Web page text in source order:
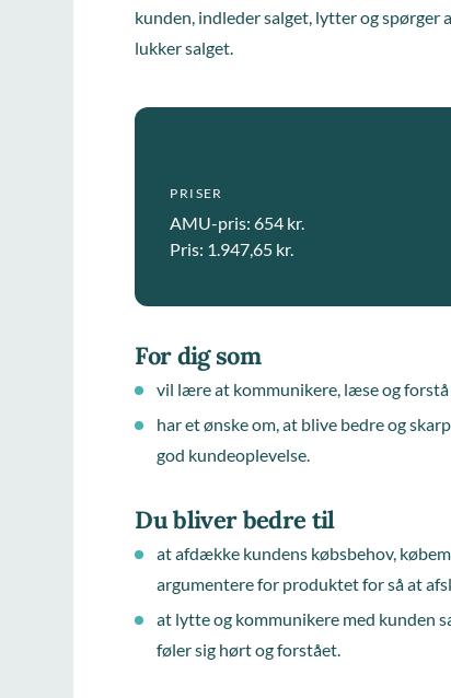
kunden, indleder salget, lytter og
lukker salget.
PRISER
AMU-pris: 654 kr.
Pris: 1.947,65 kr.
For dig som
vil lære at kommunikere, læse og
har et ønske om, at blive bedre og
god kundeoplevelse.
Du bliver bedre til
at afdække kundens købsbehov,
argumentere for produktet for så at
at lytte og kommunikere med kunden
føler sig hørt og forstået.